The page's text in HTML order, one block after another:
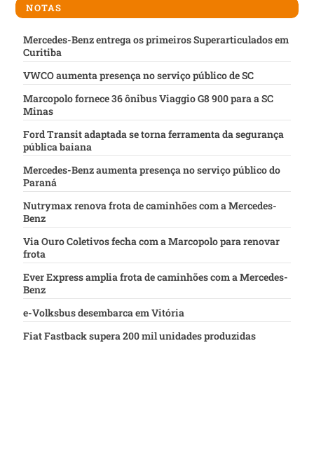
NOTAS
Mercedes-Benz entrega os primeiros Superarticulados em
Curitiba
VWCO aumenta presença no serviço público de SC
Marcopolo fornece 36 ônibus Viaggio G8 900 para a SC
Minas
Ford Transit adaptada se torna ferramenta da segurança
pública baiana
Mercedes-Benz aumenta presença no serviço público do
Paraná
Nutrymax renova frota de caminhões com a Mercedes-
Benz
Via Ouro Coletivos fecha com a Marcopolo para renovar
frota
Ever Express amplia frota de caminhões com a Mercedes-
Benz
e-Volksbus desembarca em Vitória
Fiat Fastback supera 200 mil unidades produzidas